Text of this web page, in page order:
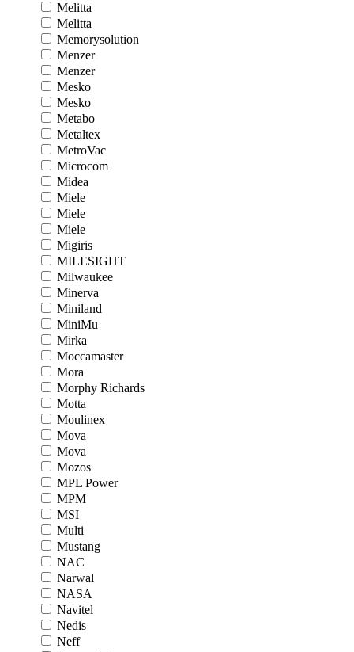
Melitta
Melitta
Memorysolution
Menzer
Menzer
Mesko
Mesko
Metabo
Metaltex
MetroVac
Microcom
Midea
Miele
Miele
Miele
Migiris
MILESIGHT
Milwaukee
Minerva
Miniland
MiniMu
Mirka
Moccamaster
Mora
Morphy Richards
Motta
Moulinex
Mova
Mova
Mozos
MPL Power
MPM
MSI
Multi
Mustang
NAC
Narwal
NASA
Navitel
Nedis
Neff